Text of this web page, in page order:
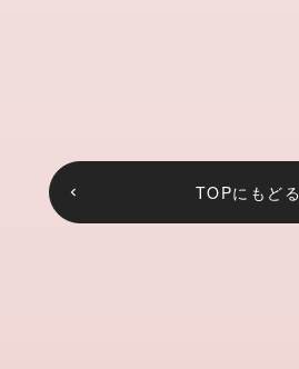
TOPにもどる